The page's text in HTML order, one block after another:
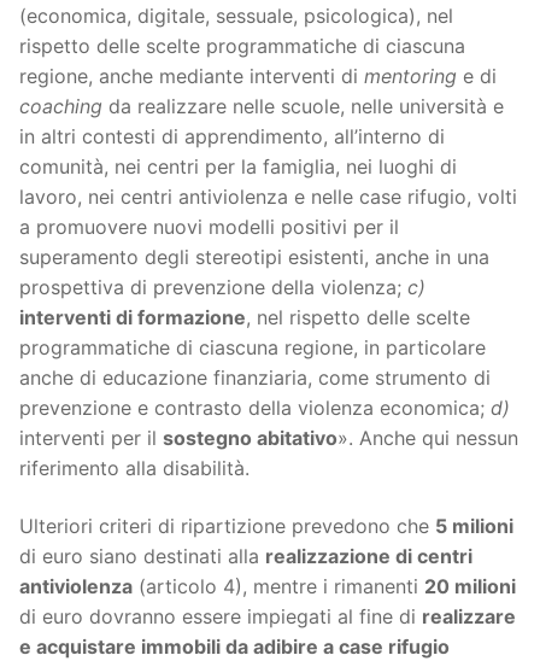
(economica, digitale, sessuale, psicologica), nel
rispetto delle scelte programmatiche di ciascuna
regione, anche mediante interventi di mentoring e di
coaching da realizzare nelle scuole, nelle università e
in altri contesti di apprendimento, all’interno di
comunità, nei centri per la famiglia, nei luoghi di
lavoro, nei centri antiviolenza e nelle case rifugio, volti
a promuovere nuovi modelli positivi per il
superamento degli stereotipi esistenti, anche in una
prospettiva di prevenzione della violenza; c)
interventi di formazione, nel rispetto delle scelte
programmatiche di ciascuna regione, in particolare
anche di educazione finanziaria, come strumento di
prevenzione e contrasto della violenza economica; d)
interventi per il sostegno abitativo». Anche qui nessun
riferimento alla disabilità.
Ulteriori criteri di ripartizione prevedono che 5 milioni
di euro siano destinati alla realizzazione di centri
antiviolenza (articolo 4), mentre i rimanenti 20 milioni
di euro dovranno essere impiegati al fine di realizzare
e acquistare immobili da adibire a case rifugio